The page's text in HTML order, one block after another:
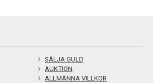
SÄLJA GULD
AUKTION
ALLMÄNNA VILLKOR